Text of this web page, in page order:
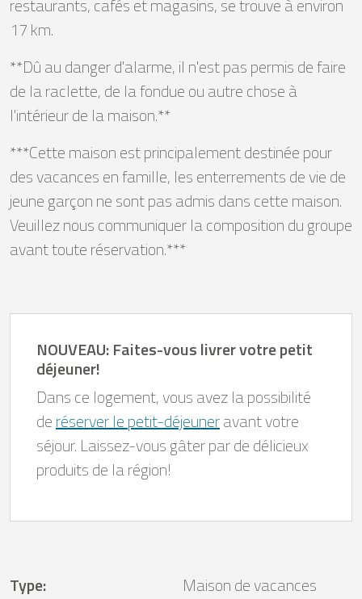
restaurants, cafés et magasins, se trouve à environ
17 km.
**Dû au danger d'alarme, il n'est pas permis de faire
de la raclette, de la fondue ou autre chose à
l'intérieur de la maison.**
***Cette maison est principalement destinée pour
des vacances en famille, les enterrements de vie de
jeune garçon ne sont pas admis dans cette maison.
Veuillez nous communiquer la composition du groupe
avant toute réservation.***
NOUVEAU: Faites-vous livrer votre petit
déjeuner!
Dans ce logement, vous avez la possibilité
deréserver le petit-déjeuneravant votre
séjour. Laissez-vous gâter par de délicieux
produits de la région!
Type:
Maison de vacances